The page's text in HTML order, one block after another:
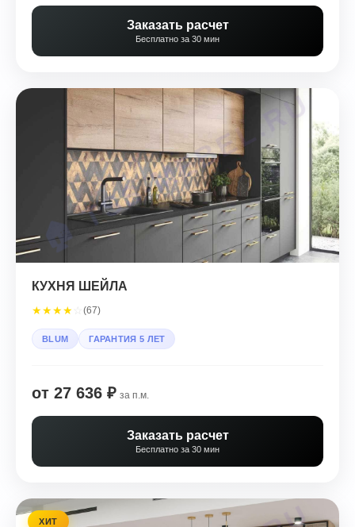
Заказать расчет
Бесплатно за 30 мин
КУХНЯ ШЕЙЛА
★★★★ (67)
BLUM ГАРАНТИЯ 5 ЛЕТ
от 27 636 ₽ за п.м.
Заказать расчет
Бесплатно за 30 мин
ХИТ